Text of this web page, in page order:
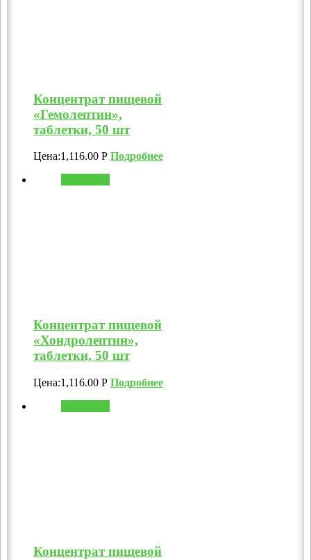
Концентрат пищевой
«Гемолептин»,
таблетки, 50 шт
Цена:1,116.00 Р Подробнее
Концентрат пищевой
«Хондролептин»,
таблетки, 50 шт
Цена:1,116.00 Р Подробнее
Концентрат пищевой